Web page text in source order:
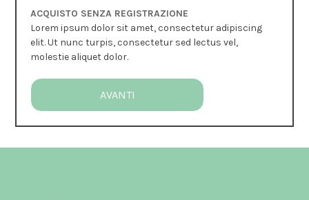
ACQUISTO SENZA REGISTRAZIONE
Lorem ipsum dolor sit amet, consectetur adipiscing
elit. Ut nunc turpis, consectetur sed lectus vel,
molestie aliquet dolor.
AVANTI